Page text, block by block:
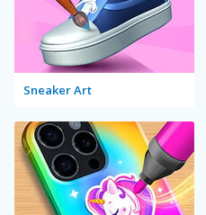
Sneaker Art